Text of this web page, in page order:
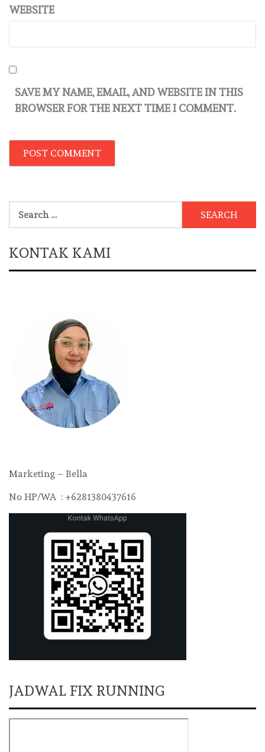
WEBSITE
SAVE MY NAME, EMAIL, AND WEBSITE IN THIS
BROWSER FOR THE NEXT TIME I COMMENT.
KONTAK KAMI
Marketing – Bella
No HP/WA : +6281380437616
JADWAL FIX RUNNING